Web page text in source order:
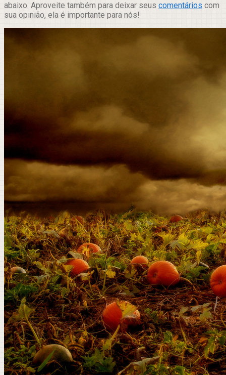
abaixo. Aproveite também para deixar seus comentários com
sua opinião, ela é importante para nós!